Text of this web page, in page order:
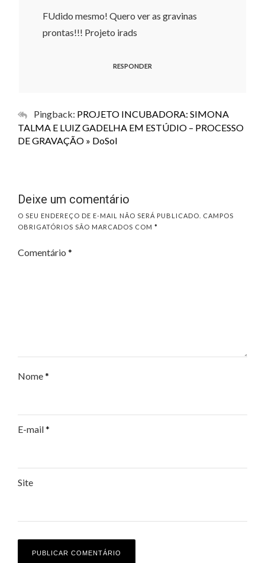
FUdido mesmo! Quero ver as gravinas
prontas!!! Projeto irads
RESPONDER
Pingback: PROJETO INCUBADORA: SIMONA
TALMA E LUIZ GADELHA EM ESTÚDIO – PROCESSO
DE GRAVAÇÃO » DoSol
Deixe um comentário
O SEU ENDEREÇO DE E-MAIL NÃO SERÁ PUBLICADO.
CAMPOS
OBRIGATÓRIOS SÃO MARCADOS COM *
Comentário *
Nome*
E-mail*
Site